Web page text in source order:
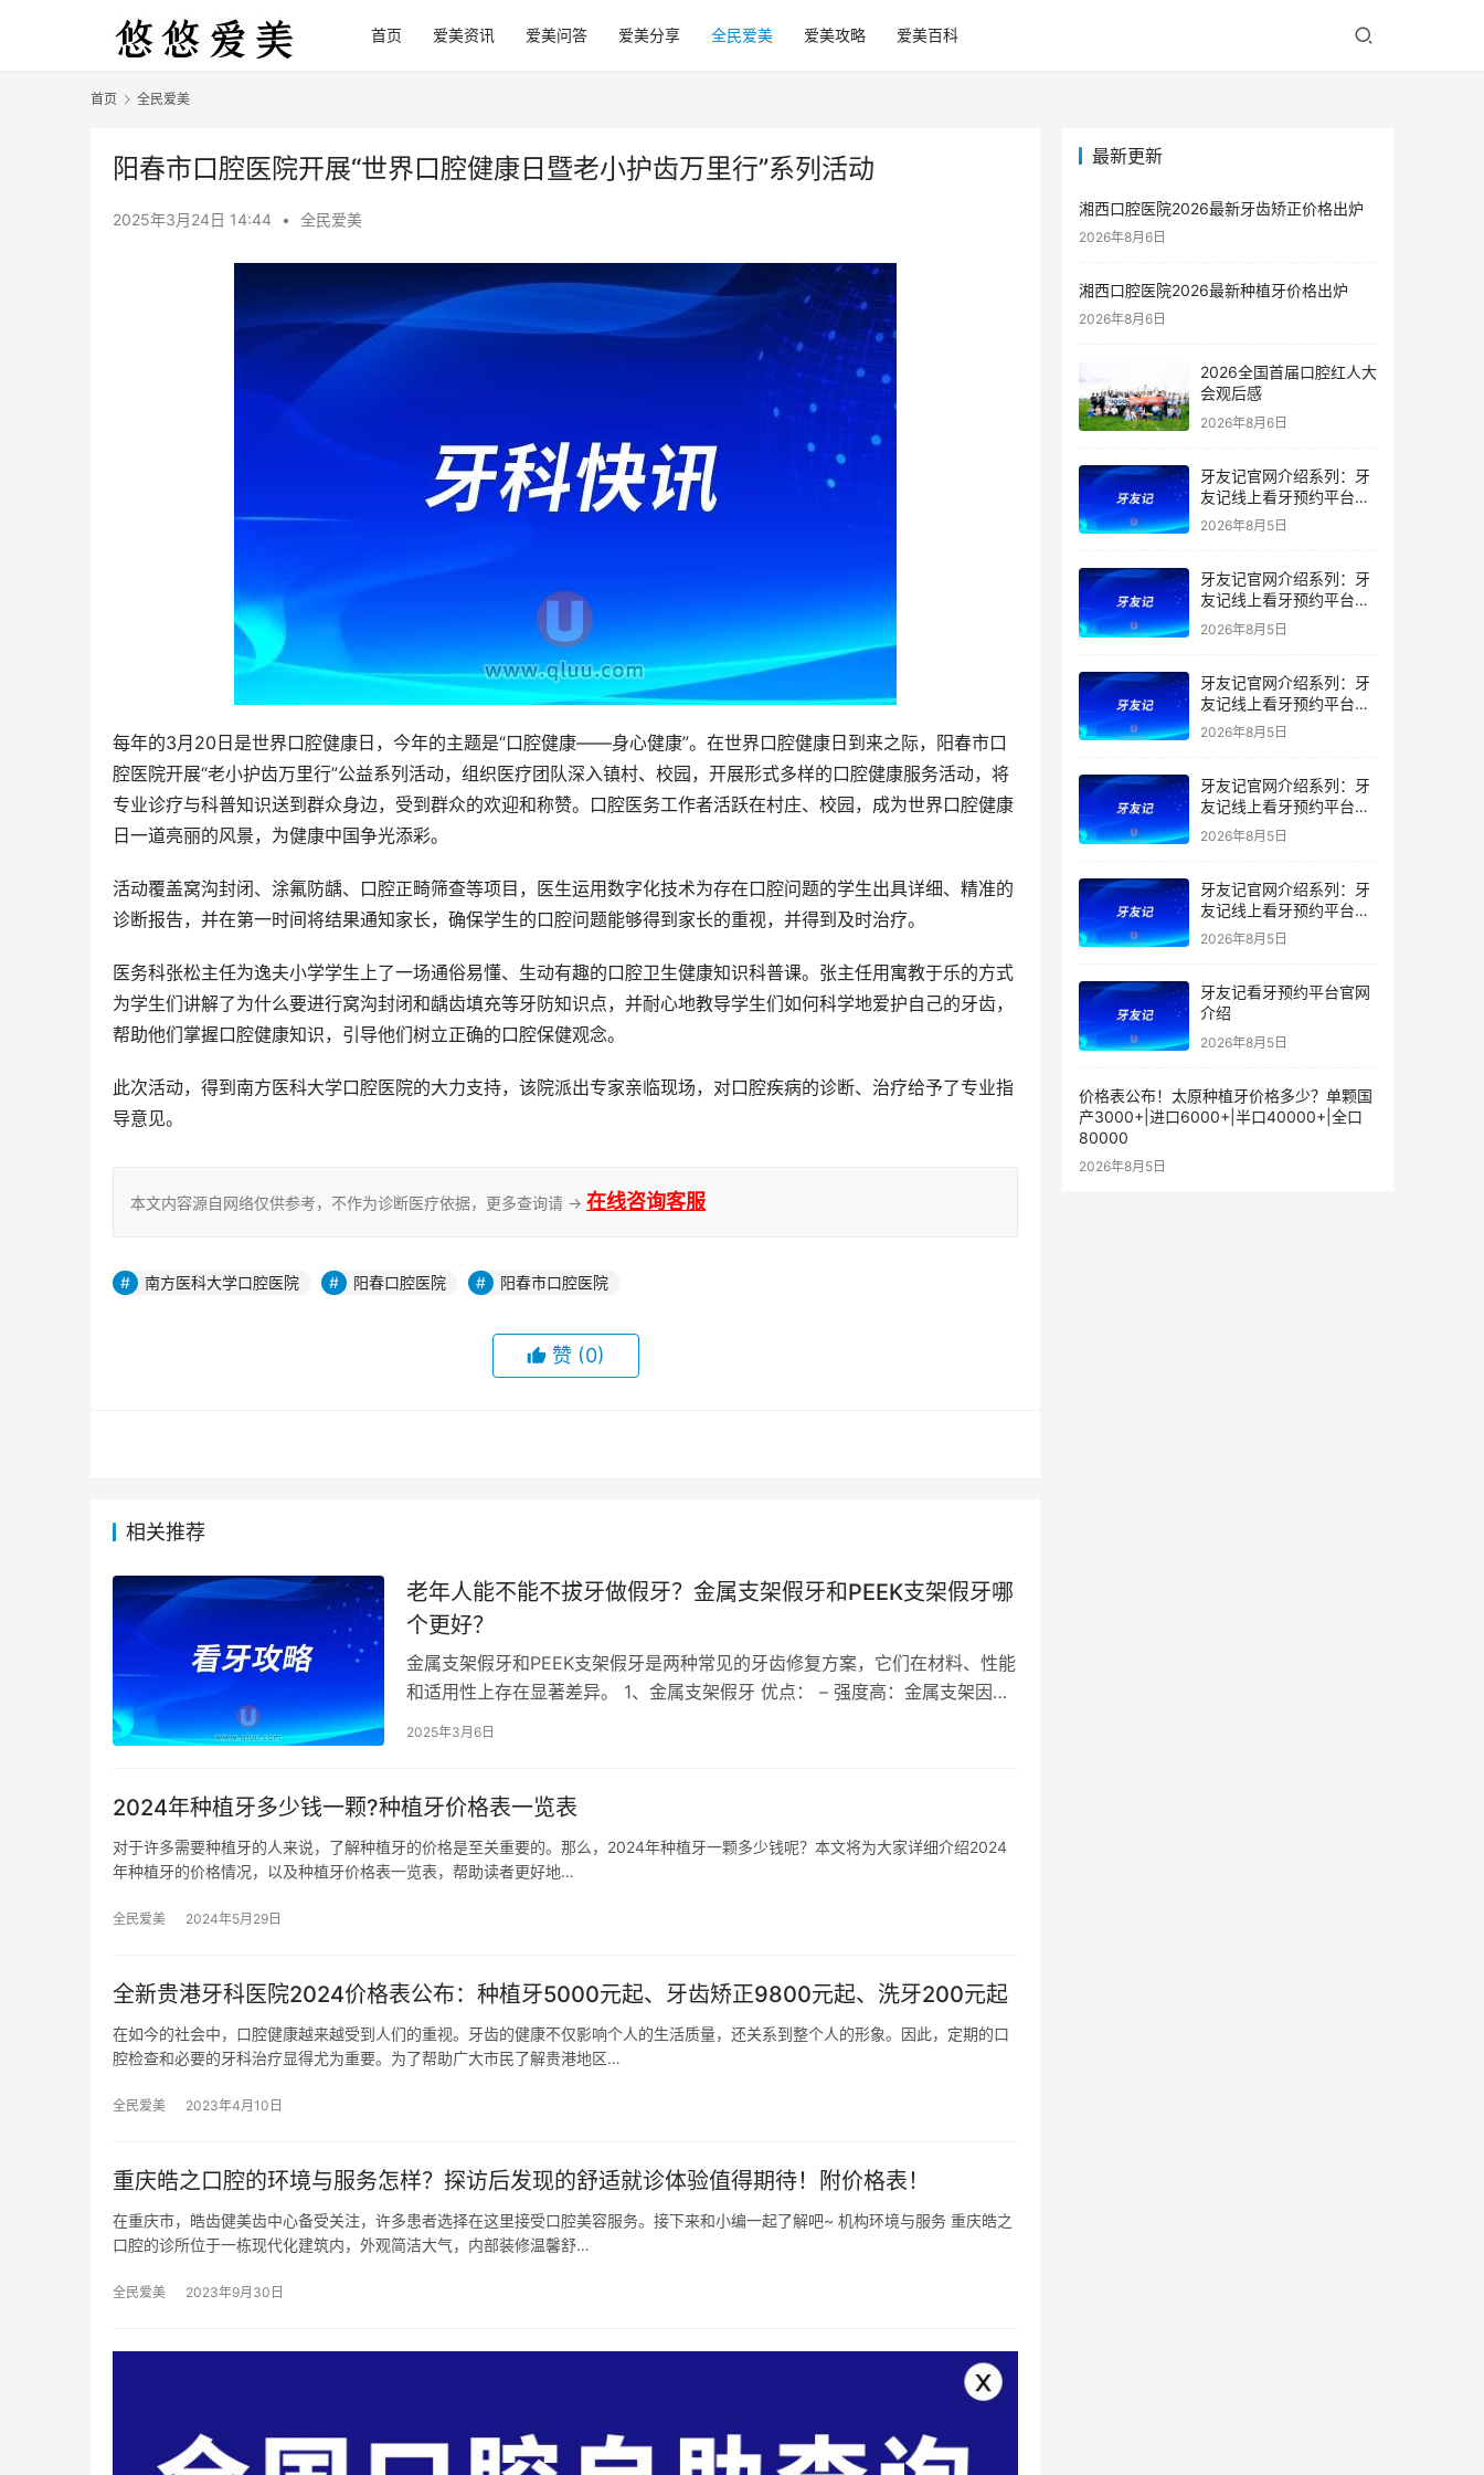
首页 爱美资讯 爱美问答 爱美分享 全民爱美 爱美攻略 爱美百科
首页 全民爱美
阳春市口腔医院开展“世界口腔健康日暨老小护齿万里行”系列活动
2025年3月24日 14:44 • 全民爱美
每年的3月20日是世界口腔健康日，今年的主题是“口腔健康——身心健康”。在世界口腔健康日到来之际，阳春市口
腔医院开展“老小护齿万里行”公益系列活动，组织医疗团队深入镇村、校园，开展形式多样的口腔健康服务活动，将
专业诊疗与科普知识送到群众身边，受到群众的欢迎和称赞。口腔医务工作者活跃在村庄、校园，成为世界口腔健康
日一道亮丽的风景，为健康中国争光添彩。
活动覆盖窝沟封闭、涂氟防龋、口腔正畸筛查等项目，医生运用数字化技术为存在口腔问题的学生出具详细、精准的
诊断报告，并在第一时间将结果通知家长，确保学生的口腔问题能够得到家长的重视，并得到及时治疗。
医务科张松主任为逸夫小学学生上了一场通俗易懂、生动有趣的口腔卫生健康知识科普课。张主任用寓教于乐的方式
为学生们讲解了为什么要进行窝沟封闭和龋齿填充等牙防知识点，并耐心地教导学生们如何科学地爱护自己的牙齿，
帮助他们掌握口腔健康知识，引导他们树立正确的口腔保健观念。
此次活动，得到南方医科大学口腔医院的大力支持，该院派出专家亲临现场，对口腔疾病的诊断、治疗给予了专业指
导意见。
本文内容源自网络仅供参考，不作为诊断医疗依据，更多查询请 → 在线咨询客服
南方医科大学口腔医院 阳春口腔医院 阳春市口腔医院
赞 (0)
相关推荐
老年人能不能不拔牙做假牙？金属支架假牙和PEEK支架假牙哪
个更好？
金属支架假牙和PEEK支架假牙是两种常见的牙齿修复方案，它们在材料、性能
和适用性上存在显著差异。 1、金属支架假牙 优点： – 强度高：金属支架因其
材料特性，具有很高的…
2025年3月6日
2024年种植牙多少钱一颗?种植牙价格表一览表
对于许多需要种植牙的人来说，了解种植牙的价格是至关重要的。那么，2024年种植牙一颗多少钱呢？本文将为大家详细介绍2024
年种植牙的价格情况，以及种植牙价格表一览表，帮助读者更好地…
全民爱美 2024年5月29日
全新贵港牙科医院2024价格表公布：种植牙5000元起、牙齿矫正9800元起、洗牙200元起
在如今的社会中，口腔健康越来越受到人们的重视。牙齿的健康不仅影响个人的生活质量，还关系到整个人的形象。因此，定期的口
腔检查和必要的牙科治疗显得尤为重要。为了帮助广大市民了解贵港地区…
全民爱美 2023年4月10日
重庆皓之口腔的环境与服务怎样？探访后发现的舒适就诊体验值得期待！附价格表！
在重庆市，皓齿健美齿中心备受关注，许多患者选择在这里接受口腔美容服务。接下来和小编一起了解吧~ 机构环境与服务 重庆皓之
口腔的诊所位于一栋现代化建筑内，外观简洁大气，内部装修温馨舒…
全民爱美 2023年9月30日
最新更新
湘西口腔医院2026最新牙齿矫正价格出炉
2026年8月6日
湘西口腔医院2026最新种植牙价格出炉
2026年8月6日
2026全国首届口腔红人大
会观后感
2026年8月6日
牙友记官网介绍系列：牙
友记线上看牙预约平台是
干什么的？靠谱吗？
2026年8月5日
牙友记官网介绍系列：牙
友记线上看牙预约平台让
看牙不再靠运气
2026年8月5日
牙友记官网介绍系列：牙
友记线上看牙预约平台打
破口腔行业专业壁垒新手
2026年8月5日
牙友记官网介绍系列：牙
友记线上看牙预约平台落
地同城就诊经验打破未知
2026年8月5日
牙友记官网介绍系列：牙
友记线上看牙预约平台的
优势在哪里？
2026年8月5日
牙友记看牙预约平台官网
介绍
2026年8月5日
价格表公布！太原种植牙价格多少？单颗国
产3000+|进口6000+|半口40000+|全口
80000
2026年8月5日